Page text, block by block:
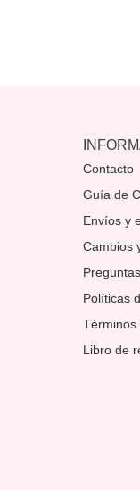
Contacto
Guía de
Envíos y
Cambios
Políticas
Términos
Libro de